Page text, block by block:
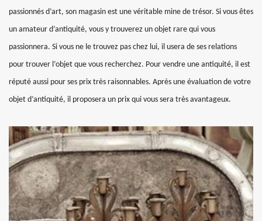
passionnés d’art, son magasin est une véritable mine de trésor. Si vous êtes
un amateur d’antiquité, vous y trouverez un objet rare qui vous
passionnera. Si vous ne le trouvez pas chez lui, il usera de ses relations
pour trouver l’objet que vous recherchez. Pour vendre une antiquité, il est
réputé aussi pour ses prix très raisonnables. Après une évaluation de votre
objet d’antiquité, il proposera un prix qui vous sera très avantageux.